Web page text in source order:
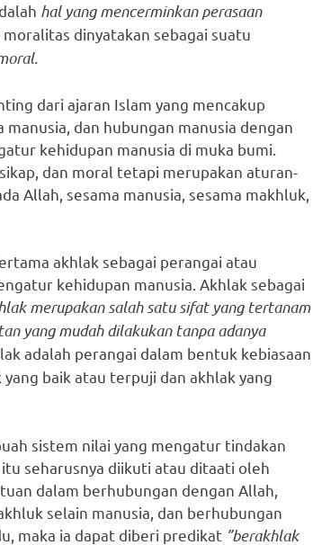
hal yang mencerminkan perasaan
moralitas dinyatakan sebagai suatu
dari ajaran Islam yang mencakup
dan hubungan manusia dengan
kehidupan manusia di muka bumi.
dan moral tetapi merupakan aturan-
Allah, sesama manusia, sesama makhluk,
akhlak sebagai perangai atau
kehidupan manusia. Akhlak sebagai
merupakan salah satu sifat yang tertanam
yang mudah dilakukan tanpa adanya
adalah perangai dalam bentuk kebiasaan
baik atau terpuji dan akhlak yang
sistem nilai yang mengatur tindakan
seharusnya diikuti atau ditaati oleh
dalam berhubungan dengan Allah,
selain manusia, dan berhubungan
maka ia dapat diberi predikat ”berakhlak